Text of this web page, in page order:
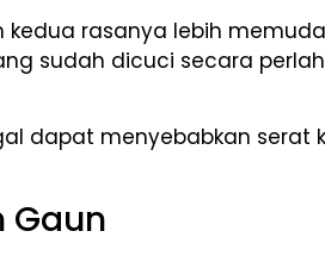
kedua rasanya lebih
sudah dicuci secara
dapat menyebabkan serat
Gaun